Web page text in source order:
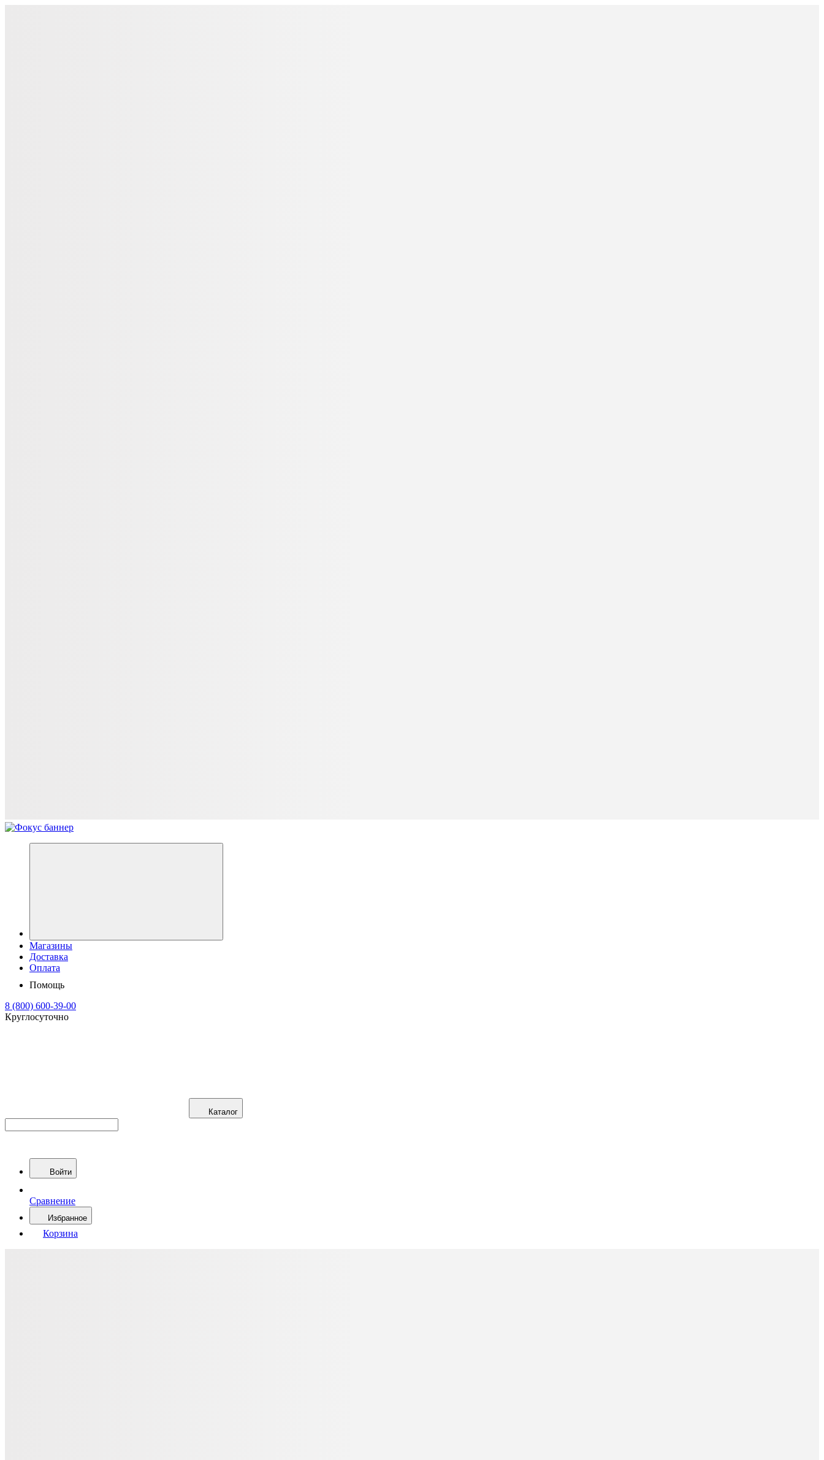
Магазины
Доставка
Оплата
Помощь
8 (800) 600-39-00
Круглосуточно
Каталог
Войти
Сравнение
Избранное
Корзина